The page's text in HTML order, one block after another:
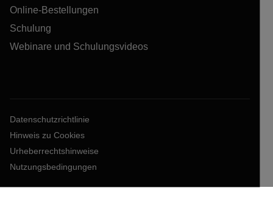
Online-Bestellungen
Schulung
Webinare und Schulungsvideos
Datenschutzrichtlinie
Hinweis zu Cookies
Urheberrechtshinweise
Nutzungsbedingungen